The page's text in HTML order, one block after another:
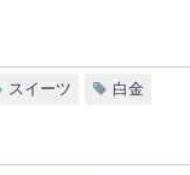
スイーツ 白金